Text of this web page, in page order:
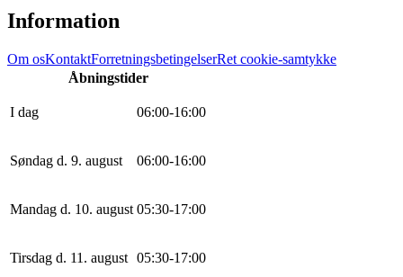
Information
Om osKontaktForretningsbetingelserRet cookie-samtykke
Åbningstider
I dag 06:00-16:00
Søndag d. 9. august 06:00-16:00
Mandag d. 10. august 05:30-17:00
Tirsdag d. 11. august 05:30-17:00